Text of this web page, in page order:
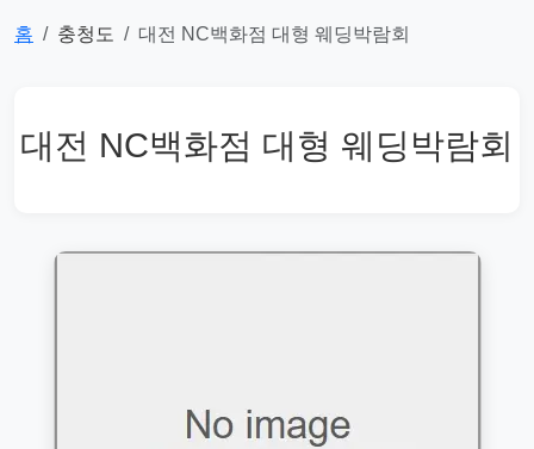
홈 충청도 대전 NC백화점 대형 웨딩박람회
대전 NC백화점 대형 웨딩박람회